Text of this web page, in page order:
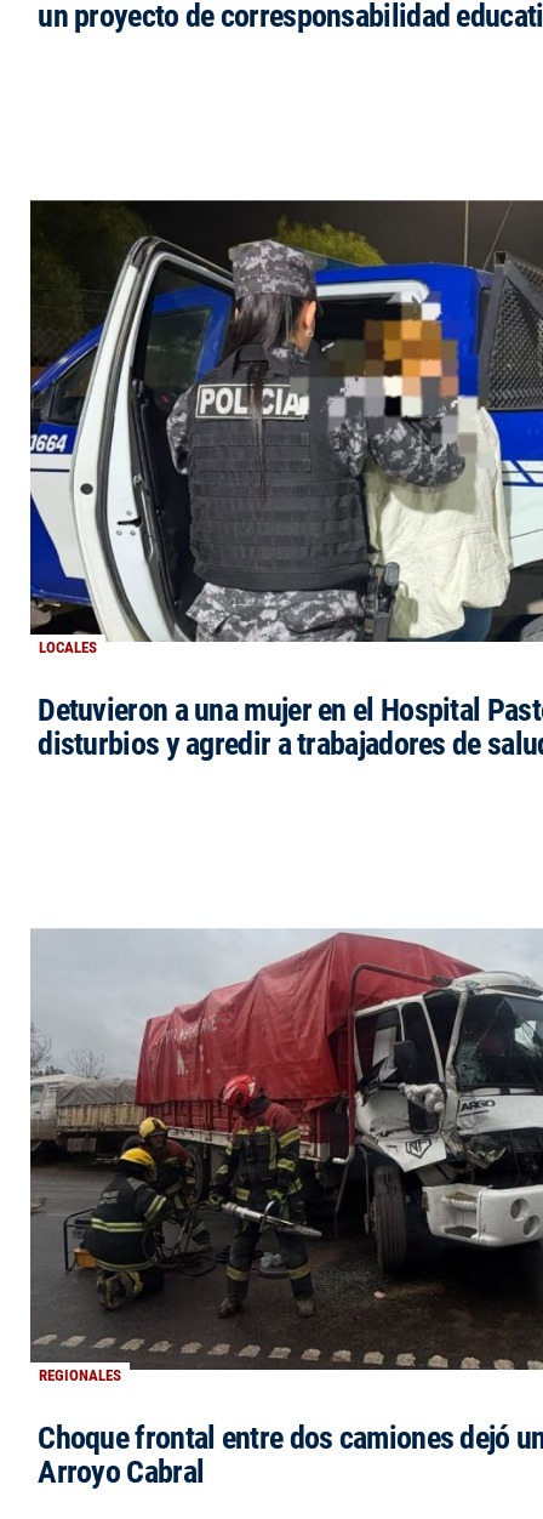
un proyecto de corresponsabilidad
LOCALES
Detuvieron a una mujer en el Hospital
disturbios y agredir a trabajadores de
REGIONALES
Choque frontal entre dos camiones dejó
Arroyo Cabral